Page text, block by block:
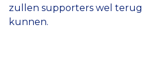
zullen supporters wel
kunnen.